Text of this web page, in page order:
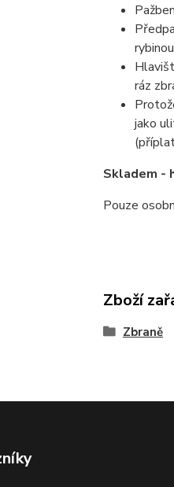
ráz
jako
Skladem -
Pouze
Zboží
Zbraně